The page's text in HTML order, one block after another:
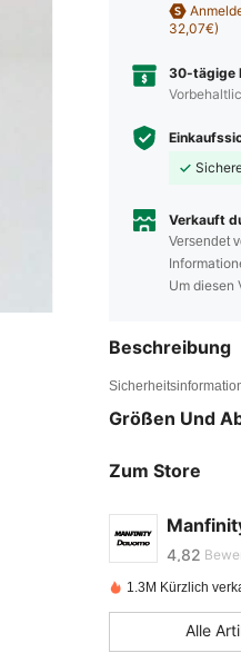
32,07€)
30-tägige
Verkauft
Versendet
Beschreibung
Größen Und
Zum Store
4,82
4,82
4,82
1.3M Kürzlich
Alle